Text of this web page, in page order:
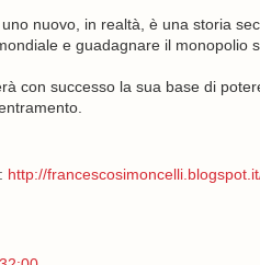
nuovo, in realtà, è una storia
e guadagnare il monopolio
con successo la sua base di
http://